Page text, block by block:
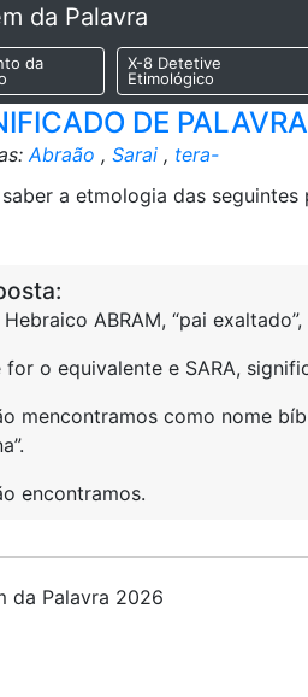
da Palavra
da
X-8 Detetive
Etimológico
DE
Abraão , Sarai , tera-
a etmologia das seguintes
ABRAM, “pai exaltado”,
for o equivalente e SARA,
mencontramos como nome
encontramos.
da Palavra 2026